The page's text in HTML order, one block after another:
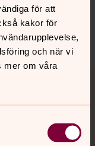
för att
kakor för
och när vi
mer om våra